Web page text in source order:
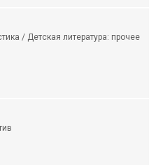
/ Детская литература: прочее